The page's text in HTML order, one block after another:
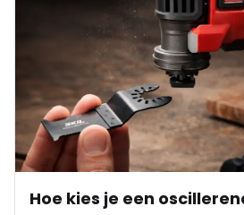
Hoe kies je een